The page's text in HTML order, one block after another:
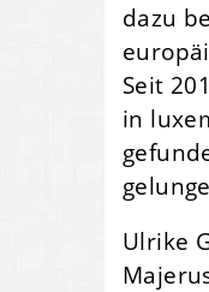
dazu
Seit
in
Ulrike